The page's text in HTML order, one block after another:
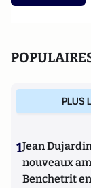
PLUS
1Jean
nouveaux
Benchetrit